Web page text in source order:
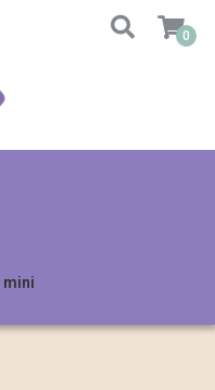
0
mini